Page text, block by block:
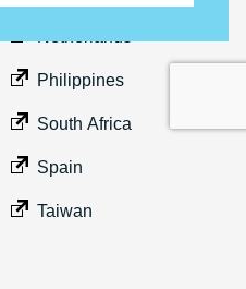
Philippines
South Africa
Spain
Taiwan